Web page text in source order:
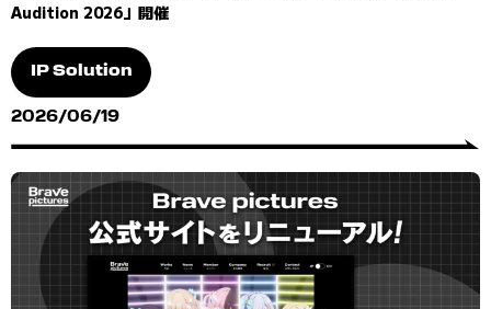
Audition 2026」開催
IP Solution
2026/06/19